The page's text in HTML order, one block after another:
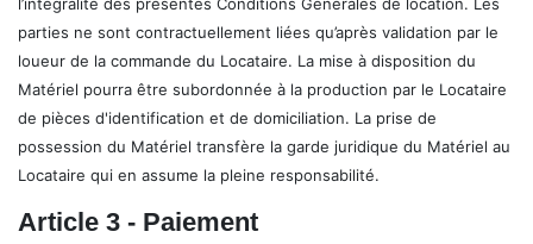
parties ne sont contractuellement liées qu’après validation par le
loueur de la commande du Locataire. La mise à disposition du
Matériel pourra être subordonnée à la production par le Locataire
de pièces d'identification et de domiciliation. La prise de
possession du Matériel transfère la garde juridique du Matériel au
Locataire qui en assume la pleine responsabilité.
Article 3 - Paiement